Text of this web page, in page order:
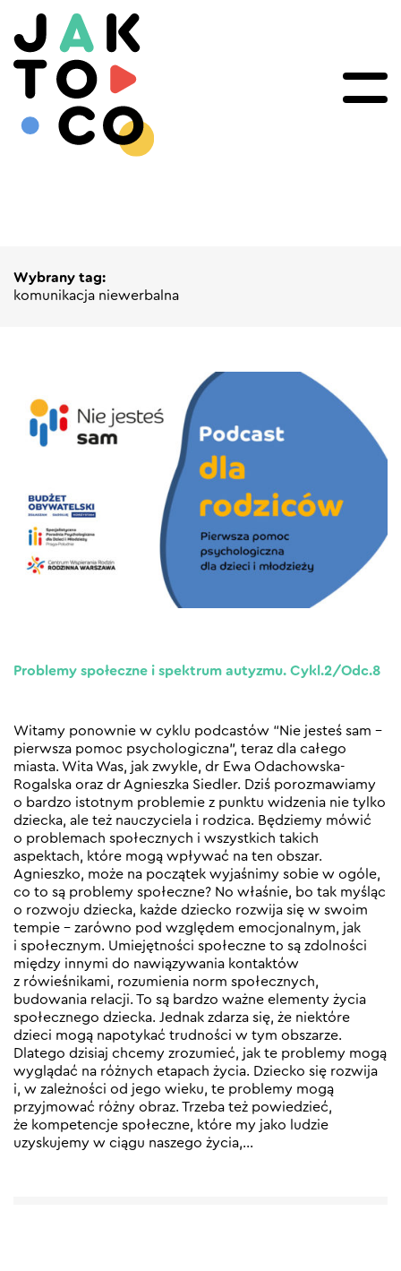
Wybrany tag:
komunikacja niewerbalna
Problemy społeczne i spektrum autyzmu. Cykl.2/Odc.8
Witamy ponownie w cyklu podcastów “Nie jesteś sam –
pierwsza pomoc psychologiczna”, teraz dla całego
miasta. Wita Was, jak zwykle, dr Ewa Odachowska-
Rogalska oraz dr Agnieszka Siedler. Dziś porozmawiamy
o bardzo istotnym problemie z punktu widzenia nie tylko
dziecka, ale też nauczyciela i rodzica. Będziemy mówić
o problemach społecznych i wszystkich takich
aspektach, które mogą wpływać na ten obszar.
Agnieszko, może na początek wyjaśnimy sobie w ogóle,
co to są problemy społeczne? No właśnie, bo tak myśląc
o rozwoju dziecka, każde dziecko rozwija się w swoim
tempie – zarówno pod względem emocjonalnym, jak
i społecznym. Umiejętności społeczne to są zdolności
między innymi do nawiązywania kontaktów
z rówieśnikami, rozumienia norm społecznych,
budowania relacji. To są bardzo ważne elementy życia
społecznego dziecka. Jednak zdarza się, że niektóre
dzieci mogą napotykać trudności w tym obszarze.
Dlatego dzisiaj chcemy zrozumieć, jak te problemy mogą
wyglądać na różnych etapach życia. Dziecko się rozwija
i, w zależności od jego wieku, te problemy mogą
przyjmować różny obraz. Trzeba też powiedzieć,
że kompetencje społeczne, które my jako ludzie
uzyskujemy w ciągu naszego życia,…